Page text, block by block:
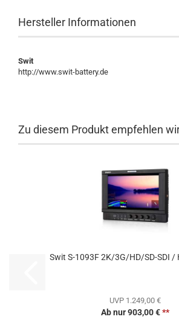
Hersteller Informationen
Swit
http://www.swit-battery.de
Zu diesem Produkt empfehlen
Swit S-1093F 2K/3G/HD/SD-SDI /
UVP 1.249,00 €
Ab nur 903,00 €**